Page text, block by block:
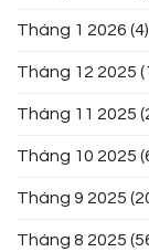
Tháng 1 2026 (4)
Tháng 12 2025
Tháng 11 2025
Tháng 10 2025
Tháng 9 2025
Tháng 8 2025